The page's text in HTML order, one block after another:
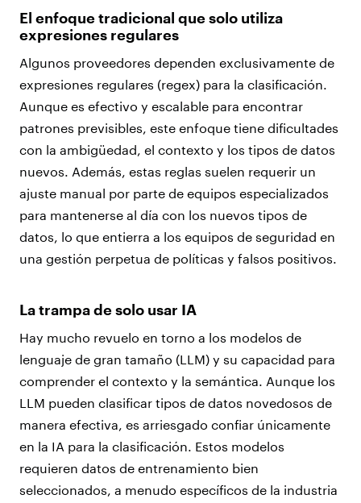
El enfoque tradicional que solo utiliza
expresiones regulares
Algunos proveedores dependen exclusivamente de
expresiones regulares (regex) para la clasificación.
Aunque es efectivo y escalable para encontrar
patrones previsibles, este enfoque tiene dificultades
con la ambigüedad, el contexto y los tipos de datos
nuevos. Además, estas reglas suelen requerir un
ajuste manual por parte de equipos especializados
para mantenerse al día con los nuevos tipos de
datos, lo que entierra a los equipos de seguridad en
una gestión perpetua de políticas y falsos positivos.
La trampa de solo usar IA
Hay mucho revuelo en torno a los modelos de
lenguaje de gran tamaño (LLM) y su capacidad para
comprender el contexto y la semántica. Aunque los
LLM pueden clasificar tipos de datos novedosos de
manera efectiva, es arriesgado confiar únicamente
en la IA para la clasificación. Estos modelos
requieren datos de entrenamiento bien
seleccionados, a menudo específicos de la industria